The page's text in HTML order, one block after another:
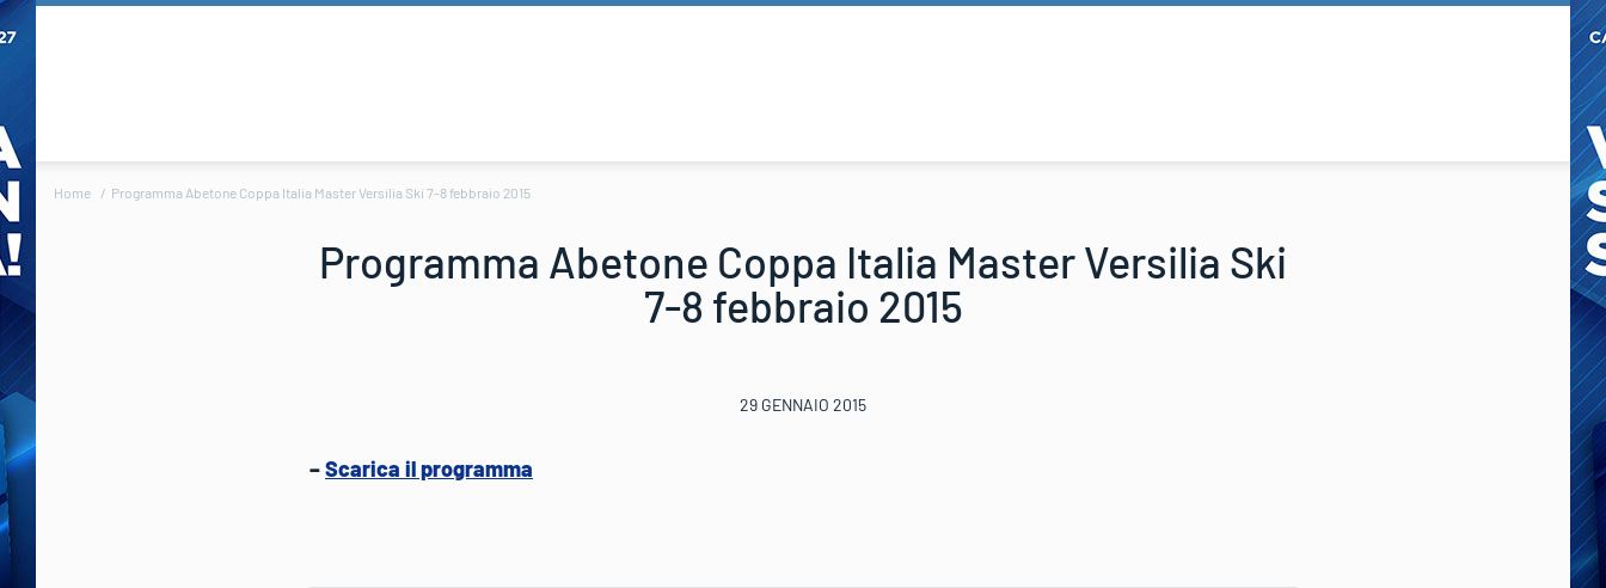
Home Programma Abetone Coppa Italia Master Versilia Ski 7-8 febbraio 2015
Programma Abetone Coppa Italia Master Versilia Ski
7-8 febbraio 2015
29 GENNAIO 2015
–Scarica il programma